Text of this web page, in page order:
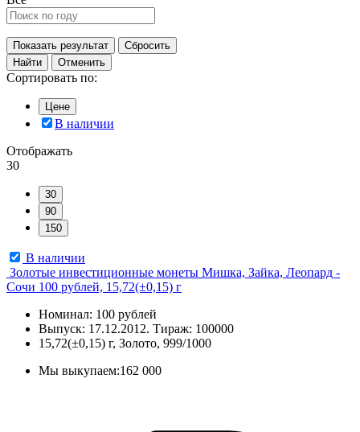
Показать результат
Сбросить
Найти
Отменить
Сортировать по:
Цене
В наличии
Отображать
30
30
90
150
В наличии
Золотые инвестиционные монеты Мишка, Зайка, Леопард -
Сочи 100 рублей, 15,72(±0,15) г
Номинал: 100 рублей
Выпуск: 17.12.2012. Тираж: 100000
15,72(±0,15) г, Золото, 999/1000
Мы выкупаем:162 000